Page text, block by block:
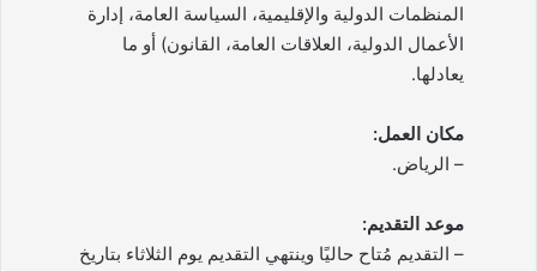
المنظمات الدولية والإقليمية، السياسة العامة، إدارة
الأعمال الدولية، العلاقات العامة، القانون) أو ما
يعادلها.
مكان العمل:
– الرياض.
موعد التقديم:
– التقديم مُتاح حاليًا وينتهي التقديم يوم الثلاثاء بتاريخ